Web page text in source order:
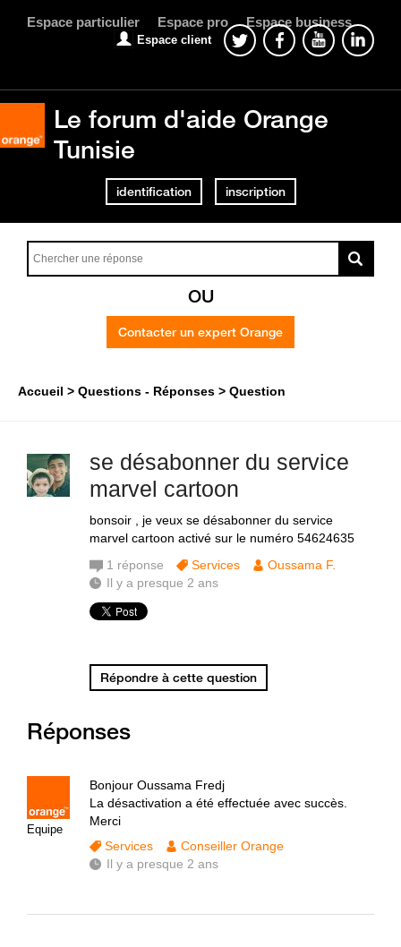
Espace particulier Espace pro Espace business
Espace client
Le forum d'aide Orange
Tunisie
identification inscription
OU
Contacter un expert Orange
Accueil Questions - Réponses Question
se désabonner du service
marvel cartoon
bonsoir , je veux se désabonner du service
marvel cartoon activé sur le numéro 54624635
1 réponse Services
Oussama F.
Il y a presque 2 ans
Répondre à cette question
Réponses
Equipe
Bonjour Oussama Fredj
La désactivation a été effectuée avec succès.
Merci
Services
Conseiller Orange
Il y a presque 2 ans